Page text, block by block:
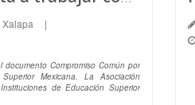
|
Compromiso Común por
Mexicana. La Asociación
de Educación Superior